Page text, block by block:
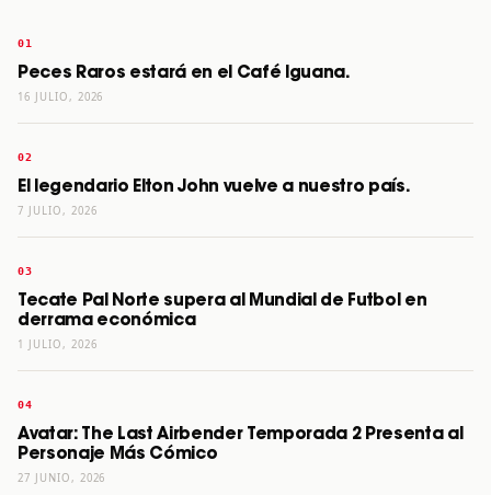
Peces Raros estará en el Café Iguana.
16 JULIO, 2026
El legendario Elton John vuelve a nuestro país.
7 JULIO, 2026
Tecate Pal Norte supera al Mundial de Futbol en
derrama económica
1 JULIO, 2026
Avatar: The Last Airbender Temporada 2 Presenta al
Personaje Más Cómico
27 JUNIO, 2026